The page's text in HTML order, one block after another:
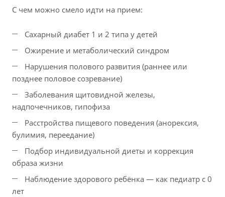
С чем можно смело идти на прием:
Сахарный диабет 1 и 2 типа у детей
Ожирение и метаболический синдром
Нарушения полового развития (раннее или
позднее половое созревание)
Заболевания щитовидной железы,
надпочечников, гипофиза
Расстройства пищевого поведения (анорексия,
булимия, переедание)
Подбор индивидуальной диеты и коррекция
образа жизни
Наблюдение здорового ребёнка — как педиатр с 0
лет